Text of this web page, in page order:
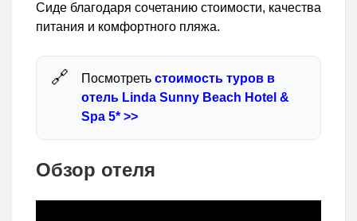
Сиде благодаря сочетанию стоимости, качества
питания и комфортного пляжа.
Посмотреть стоимость туров в
отель Linda Sunny Beach Hotel &
Spa 5* >>
Обзор отеля